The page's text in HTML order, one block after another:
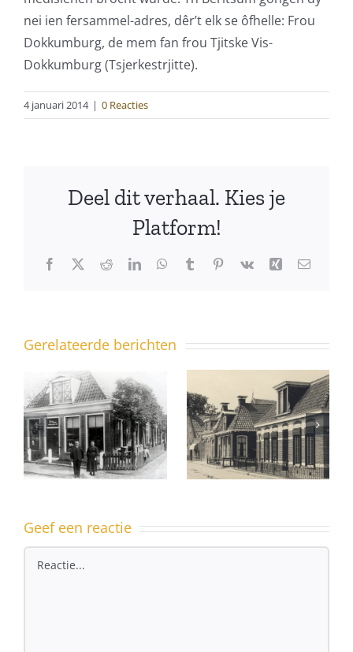
nei ien fersammel-adres, dêr’t elk se ôfhelle: Frou
Dokkumburg, de mem fan frou Tjitske Vis-
Dokkumburg (Tsjerkestrjitte).
4 januari 2014 | 0 Reacties
Deel dit verhaal. Kies je
Platform!
Facebook
X RedditLinkedInWhatsApp
TumblrPinterest
Vk Xing E-
Gerelateerde berichten
Ferniawei
10 – ook
een pand
met
Uit het
dorpsarchief
Geef een reactie